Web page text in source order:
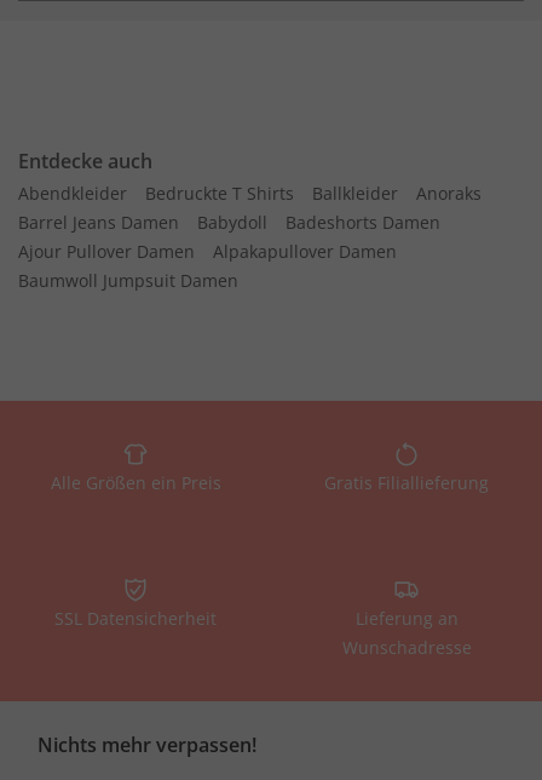
Entdecke auch
Abendkleider Bedruckte T Shirts Ballkleider
Anoraks
Barrel Jeans Damen
Babydoll
Badeshorts Damen
Ajour Pullover Damen
Alpakapullover Damen
Baumwoll Jumpsuit Damen
Alle Größen ein Preis Gratis Filiallieferung
SSL Datensicherheit
Lieferung an
Wunschadresse
Nichts mehr verpassen!